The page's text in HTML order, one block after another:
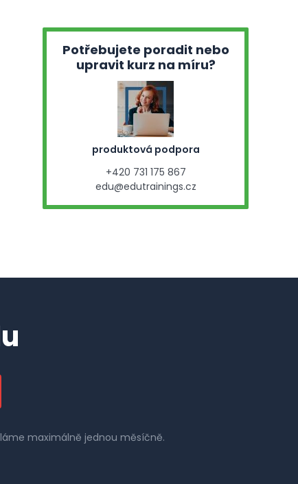
Potřebujete poradit nebo
upravit kurz na míru?
produktová podpora
+420 731 175 867
edu@edutrainings.cz
maximálně jednou měsíčně.